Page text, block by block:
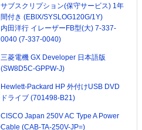
サブスクリプション(保守サービス) 1年
間付き (EBIX/SYSLOG120G/1Y)
内田洋行 イレーザーFB型(大) 7-337-
0040 (7-337-0040)
三菱電機 GX Developer 日本語版
(SW8D5C-GPPW-J)
Hewlett-Packard HP 外付けUSB DVD
ドライブ (701498-B21)
CISCO Japan 250V AC Type A Power
Cable (CAB-TA-250V-JP=)